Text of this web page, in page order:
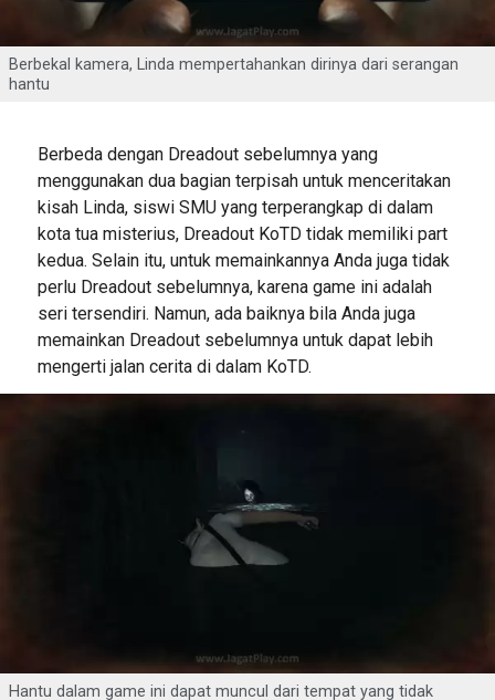
Berbekal kamera, Linda mempertahankan dirinya dari serangan
hantu
Berbeda dengan Dreadout sebelumnya yang
menggunakan dua bagian terpisah untuk menceritakan
kisah Linda, siswi SMU yang terperangkap di dalam
kota tua misterius, Dreadout KoTD tidak memiliki part
kedua. Selain itu, untuk memainkannya Anda juga tidak
perlu Dreadout sebelumnya, karena game ini adalah
seri tersendiri. Namun, ada baiknya bila Anda juga
memainkan Dreadout sebelumnya untuk dapat lebih
mengerti jalan cerita di dalam KoTD.
Hantu dalam game ini dapat muncul dari tempat yang tidak